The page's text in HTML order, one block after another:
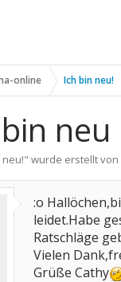
online Ich bin neu!
neu!" wurde erstellt von
:o
leidet.Habe
Ratschläge
Vielen
Grüße Cathy